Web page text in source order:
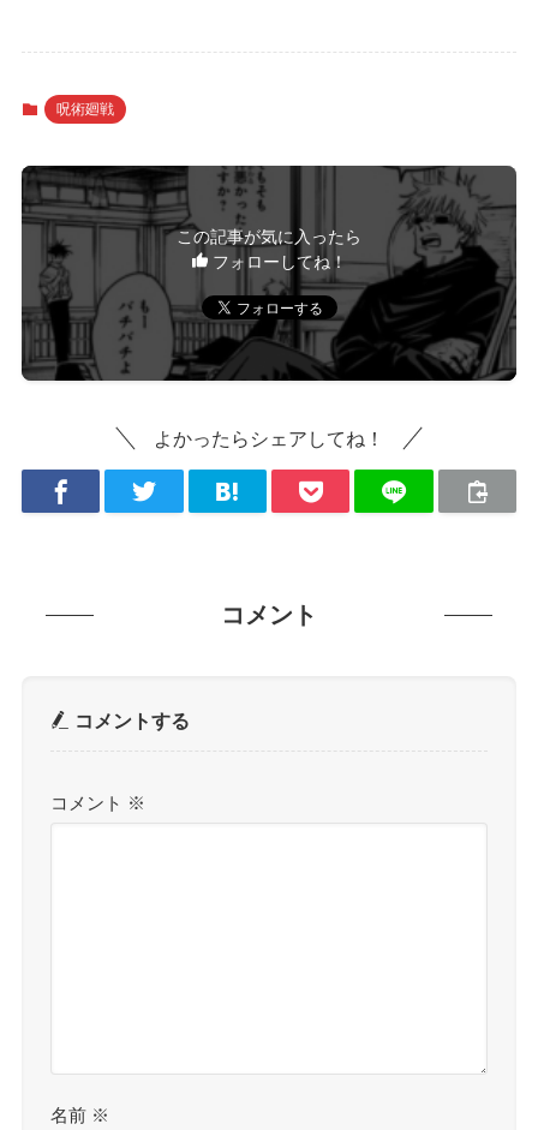
呪術廻戦
この記事が気に入ったら
フォローしてね！
よかったらシェアしてね！
コメント
コメントする
コメント ※
名前 ※